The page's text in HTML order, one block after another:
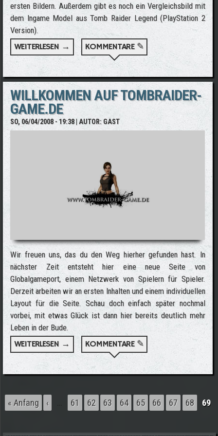
ersten Bildern. Außerdem gibt es noch ein Vergleichsbild mit
dem Ingame Model aus Tomb Raider Legend (PlayStation 2
Version).
WEITERLESEN →
ÜBER FÜNF NEUE LARA CROFT INGAME
MODEL BILDER
KOMMENTARE ✎
WILLKOMMEN AUF TOMBRAIDER-
GAME.DE
SO, 06/04/2008 - 19:38| AUTOR: GAST
Wir freuen uns, das du den Weg hierher gefunden hast. In
nächster Zeit entsteht hier eine neue Seite von
Globalgameport, einem Netzwerk von Spielern für Spieler.
Derzeit arbeiten wir an ersten Inhalten und einem individuellen
Layout für die Seite. Schau doch einfach später nochmal
vorbei, mit etwas Glück ist dann hier bereits deutlich mehr
Leben in der Bude.
WEITERLESEN →
ÜBER WILLKOMMEN AUF TOMBRAIDER-
GAME.DE
KOMMENTARE ✎
Seiten
« Anfang ‹ 61 62 63 64 65 66 67 68 69